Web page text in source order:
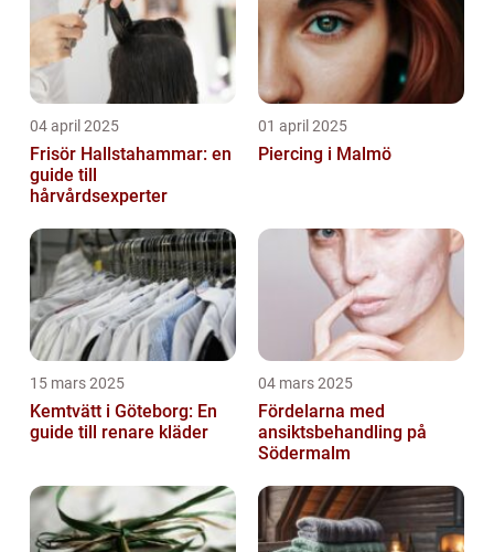
04 april 2025
Frisör Hallstahammar: en
guide till
hårvårdsexperter
01 april 2025
Piercing i Malmö
15 mars 2025
Kemtvätt i Göteborg: En
guide till renare kläder
04 mars 2025
Fördelarna med
ansiktsbehandling på
Södermalm